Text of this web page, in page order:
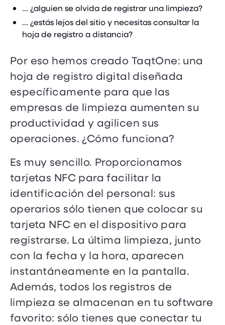
... ¿alguien se olvida de registrar una limpieza?
... ¿estás lejos del sitio y necesitas consultar la
hoja de registro a distancia?
Por eso hemos creado TaqtOne: una
hoja de registro digital diseñada
específicamente para que las
empresas de limpieza aumenten su
productividad y agilicen sus
operaciones. ¿Cómo funciona?
Es muy sencillo. Proporcionamos
tarjetas NFC para facilitar la
identificación del personal: sus
operarios sólo tienen que colocar su
tarjeta NFC en el dispositivo para
registrarse. La última limpieza, junto
con la fecha y la hora, aparecen
instantáneamente en la pantalla.
Además, todos los registros de
limpieza se almacenan en tu software
favorito: sólo tienes que conectar tu